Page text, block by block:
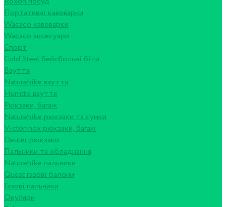
Портативні кавоварки
Wacaco кавоварки
Wacaco аксесуари
Спорт
Cold Steel бейсбольні біти
Взуття
Naturehike взуття
Humtto взуття
Рюкзаки, багаж
Naturehike рюкзаки та сумки
Victorinox рюкзаки, багаж
Deuter рюкзаки
Пальники та обладнання
Naturehike пальники
Quest газові балони
Газові пальники
Окуляри